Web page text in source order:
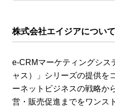
株式会社エイジアについて
e-CRMマーケティングシス
ャス）」シリーズの提供を
ーネットビジネスの戦略か
営・販売促進までをワンス